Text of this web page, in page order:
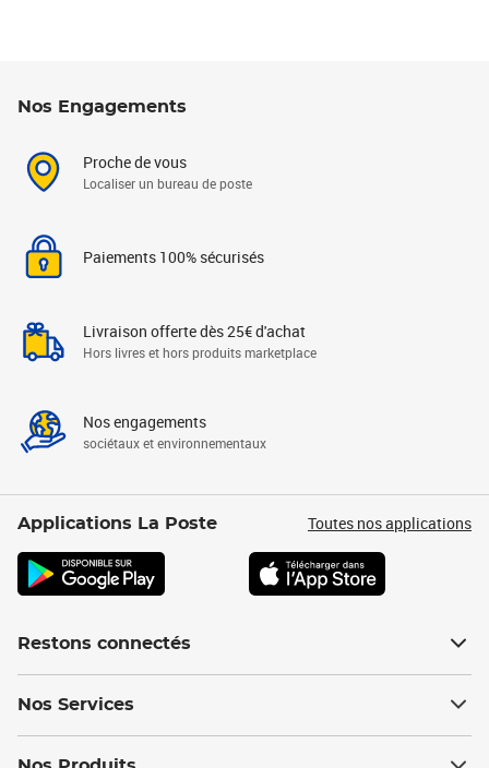
Nos Engagements
Proche de vous
Localiser un bureau de poste
Paiements 100% sécurisés
Livraison offerte dès 25€ d'achat
Hors livres et hors produits marketplace
Nos engagements
sociétaux et environnementaux
Applications La Poste Toutes nos applications
Restons connectés
Nos Services